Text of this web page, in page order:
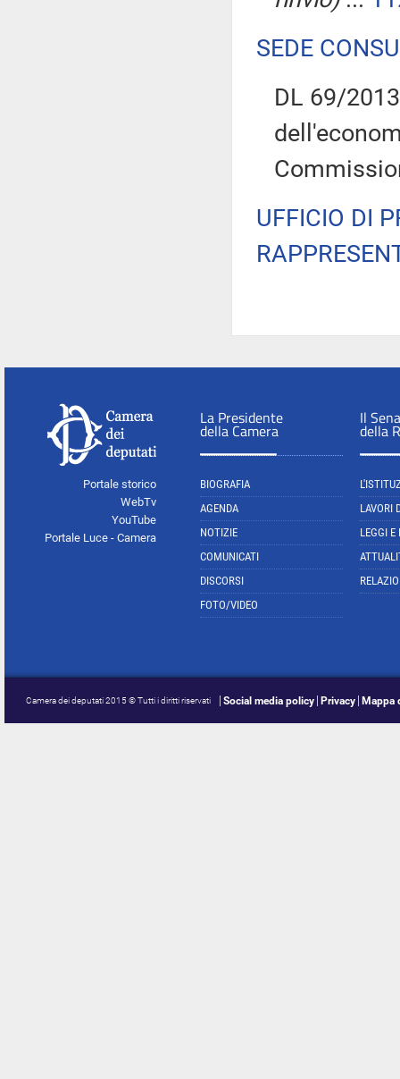
SEDE
DL 69/
UFFICIO DI
Portale storico
WebTv
YouTube
Portale Luce - Camera
La Presidente
della Camera
BIOGRAFIA
AGENDA
NOTIZIE
COMUNICATI
DISCORSI
FOTO/VIDEO
Il
della
LAVORI
LEGGI E
Camera dei deputati 2015 © Tutti i diritti riservati Social media policy Privacy Mappa